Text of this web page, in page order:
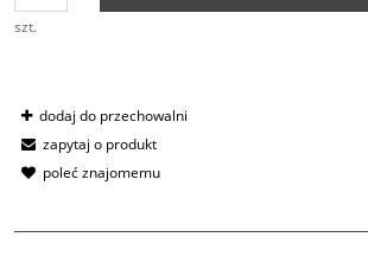
szt.
dodaj do przechowalni
zapytaj o produkt
poleć znajomemu